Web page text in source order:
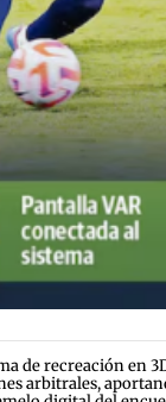
de recreación en
arbitrales,